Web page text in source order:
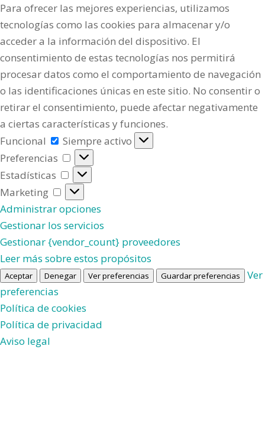
Para ofrecer las mejores experiencias, utilizamos
tecnologías como las cookies para almacenar y/o
acceder a la información del dispositivo. El
consentimiento de estas tecnologías nos permitirá
procesar datos como el comportamiento de navegación
o las identificaciones únicas en este sitio. No consentir o
retirar el consentimiento, puede afectar negativamente
a ciertas características y funciones.
Funcional
Funcional
Siempre activo
Preferencias
Preferencias
Estadísticas
Estadísticas
Marketing
Marketing
Administrar opciones
Gestionar los servicios
Gestionar {vendor_count} proveedores
Leer más sobre estos propósitos
Aceptar Denegar Ver preferencias Guardar preferencias
Ver
preferencias
Política de cookies
Política de privacidad
Aviso legal